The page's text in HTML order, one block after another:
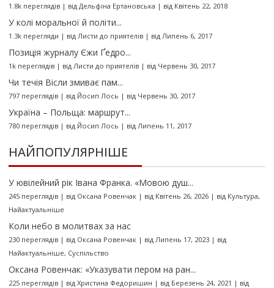
1.8k переглядів| від Дельфіна Ертановська | від Квітень 22, 2018
У колі моральної й політи...
1.3k перегляди | від Листи до приятелів| від Липень 6, 2017
Позиція журналу Єжи Ґедро...
1k переглядів| від Листи до приятелів| від Червень 30, 2017
Чи течія Вісли змиває пам...
797 переглядів| від Йосип Лось | від Червень 30, 2017
Україна – Польща: маршрут...
780 переглядів| від Йосип Лось | від Липень 11, 2017
НАЙПОПУЛЯРНІШЕ
У ювілейний рік Івана Франка. «Мовою душ...
245 переглядів| від Оксана Ровенчак| від Квітень 26, 2026| від Культура,
Найактуальніше
Коли небо в молитвах за нас
230 переглядів| від Оксана Ровенчак| від Липень 17, 2023| від
Найактуальніше, Суспільство
Оксана Ровенчак: «Указувати пером на ран...
225 переглядів| від Христина Федоришин | від Березень 24, 2021 | від